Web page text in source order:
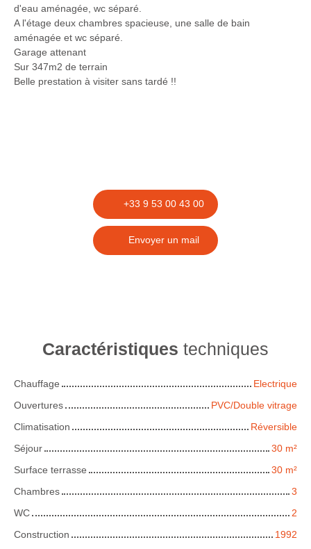
d'eau aménagée, wc séparé.
A l'étage deux chambres spacieuse, une salle de bain
aménagée et wc séparé.
Garage attenant
Sur 347m2 de terrain
Belle prestation à visiter sans tardé !!
+33 9 53 00 43 00
Envoyer un mail
Caractéristiques techniques
Chauffage
Electrique
Ouvertures
PVC/Double vitrage
Climatisation
Réversible
Séjour
30 m²
Surface terrasse
30 m²
Chambres
3
WC
2
Construction
1992